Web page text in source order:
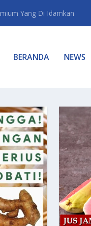
Yang Di Idamkan
BERANDA NEWS